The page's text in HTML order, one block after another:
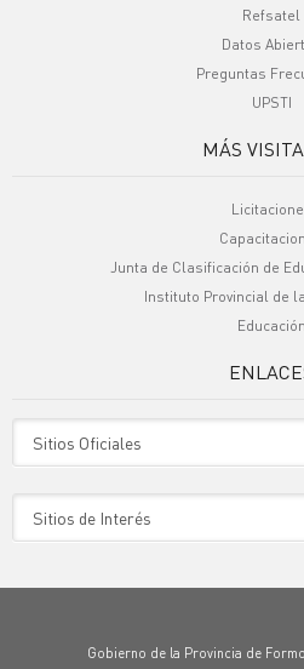
Refsatel
Datos
Preguntas
UPSTI
MÁS
Junta de Clasificación de
Instituto Provincial de
Educación
Gobierno de la Provincia de